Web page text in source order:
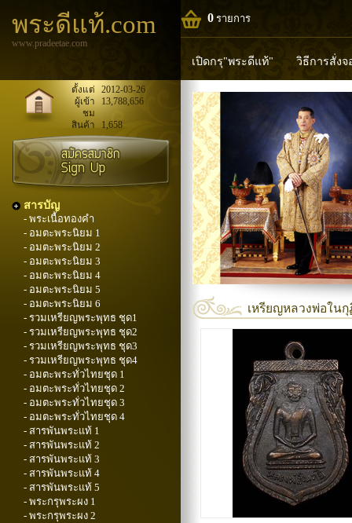
พระดีแท้.com
www.pradeetae.com
0 รายการ
เปิดกรุ"พระดีแท้" วิธีการสั่งจ
หลวงพ่อทวด หลวงปู่ทิม
พระพุทธวิริยากร
ตั้งแต่
2012-03-26
ผู้เข้า
ชม
13,788,656
สินค้า 1,658
สารบัญ
- พระเนื้อทองคำ
- อมตะพระนิยม 1
- อมตะพระนิยม 2
- อมตะพระนิยม 3
- อมตะพระนิยม 4
- อมตะพระนิยม 5
- อมตะพระนิยม 6
- รวมเหรียญพระพุทธ ชุด1
- รวมเหรียญพระพุทธ ชุด2
- รวมเหรียญพระพุทธ ชุด3
- รวมเหรียญพระพุทธ ชุด4
- อมตะพระทั่วไทยชุด 1
- อมตะพระทั่วไทยชุด 2
- อมตะพระทั่วไทยชุด 3
- อมตะพระทั่วไทยชุด 4
- สารพันพระแท้ 1
- สารพันพระแท้ 2
- สารพันพระแท้ 3
- สารพันพระแท้ 4
- สารพันพระแท้ 5
- พระกรุพระผง 1
- พระกรุพระผง 2
เหรียญหลวงพ่อใน